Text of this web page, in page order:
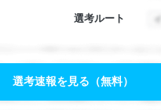
選考ルート
選考速報を見る（無料）